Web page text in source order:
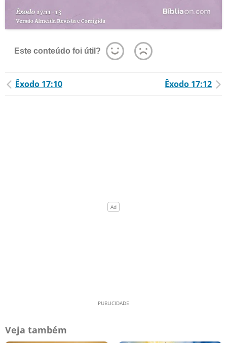
Este conteúdo foi útil?
Êxodo 17:10 Êxodo 17:12
Veja também